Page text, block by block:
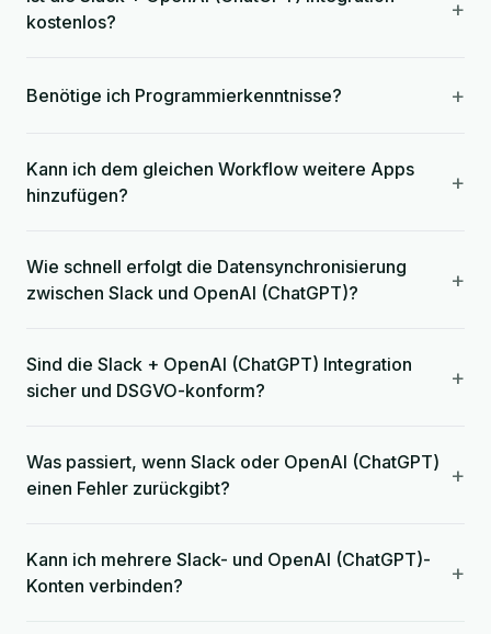
kostenlos?
+
Benötige ich Programmierkenntnisse? +
Kann ich dem gleichen Workflow weitere Apps
hinzufügen?
+
Wie schnell erfolgt die Datensynchronisierung
zwischen Slack und OpenAI (ChatGPT)?
+
Sind die Slack + OpenAI (ChatGPT) Integration
sicher und DSGVO-konform?
+
Was passiert, wenn Slack oder OpenAI (ChatGPT)
einen Fehler zurückgibt?
+
Kann ich mehrere Slack- und OpenAI (ChatGPT)-
Konten verbinden?
+